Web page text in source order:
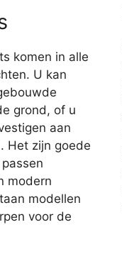
komen in alle
U kan
grond, of u
aan
Het zijn goede
modern
modellen
voor de